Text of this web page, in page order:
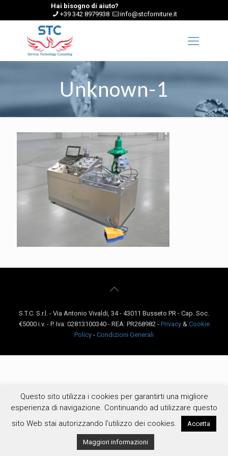
Hai bisogno di aiuto?
+39 342 8979938
info@stcforniture.it
Unknown-1
S.T.C. S.r.l. - Via Antonio Vivaldi, 34 - 43011 Busseto PR - Cap. Soc.
€5000 i.v. - P. Iva: 02813100340 - REA: PR268982 - Privacy& Cookie
Policy - Condizioni Generali
Questo sito utilizza i cookies per garantirti una migliore
esperienza di navigazione. Continuando ad utilizzare questo
sito Web stai autorizzando l'utilizzo dei cookies.
Accetta
Maggiori informazioni